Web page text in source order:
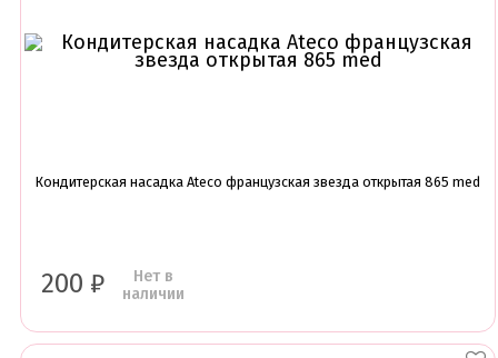
Кондитерская насадка Ateco французская звезда открытая 865 med
200 ₽
Нет в
наличии